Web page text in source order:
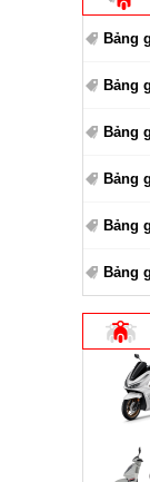
Bảng
Bảng
Bảng
Bảng
Bảng
Bảng